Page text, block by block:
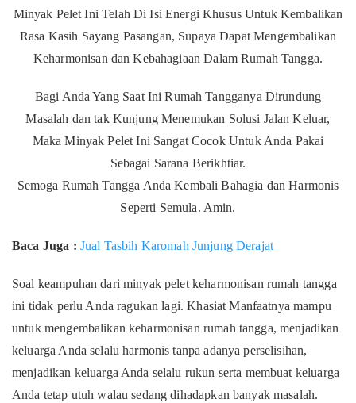
Minyak Pelet Ini Telah Di Isi Energi Khusus Untuk Kembalikan
Rasa Kasih Sayang Pasangan, Supaya Dapat Mengembalikan
Keharmonisan dan Kebahagiaan Dalam Rumah Tangga.
Bagi Anda Yang Saat Ini Rumah Tangganya Dirundung
Masalah dan tak Kunjung Menemukan Solusi Jalan Keluar,
Maka Minyak Pelet Ini Sangat Cocok Untuk Anda Pakai
Sebagai Sarana Berikhtiar.
Semoga Rumah Tangga Anda Kembali Bahagia dan Harmonis
Seperti Semula. Amin.
Baca Juga : Jual Tasbih Karomah Junjung Derajat
Soal keampuhan dari minyak pelet keharmonisan rumah tangga
ini tidak perlu Anda ragukan lagi. Khasiat Manfaatnya mampu
untuk mengembalikan keharmonisan rumah tangga, menjadikan
keluarga Anda selalu harmonis tanpa adanya perselisihan,
menjadikan keluarga Anda selalu rukun serta membuat keluarga
Anda tetap utuh walau sedang dihadapkan banyak masalah.